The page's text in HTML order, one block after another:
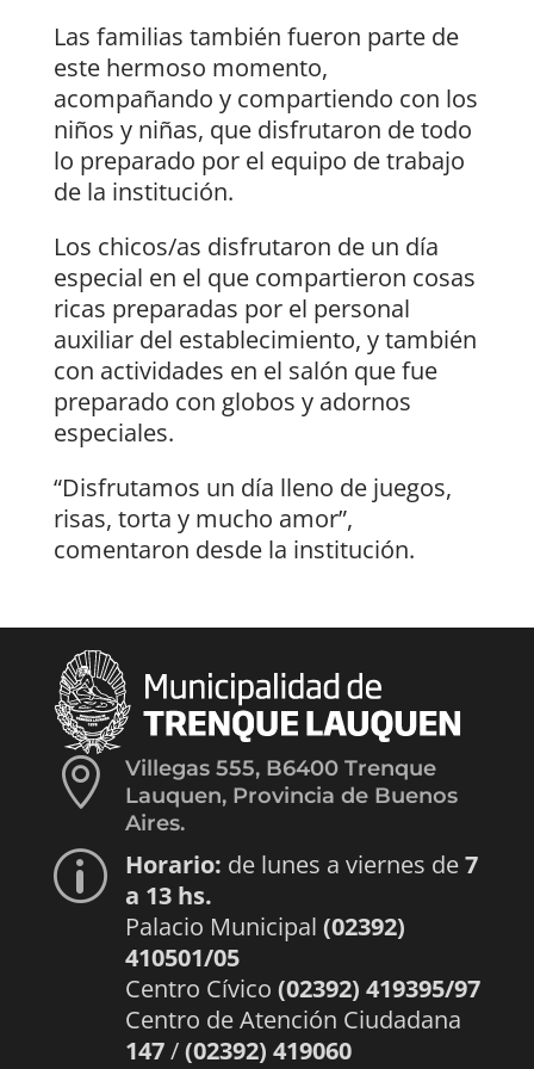
Las familias también fueron parte de
este hermoso momento,
acompañando y compartiendo con los
niños y niñas, que disfrutaron de todo
lo preparado por el equipo de trabajo
de la institución.
Los chicos/as disfrutaron de un día
especial en el que compartieron cosas
ricas preparadas por el personal
auxiliar del establecimiento, y también
con actividades en el salón que fue
preparado con globos y adornos
especiales.
“Disfrutamos un día lleno de juegos,
risas, torta y mucho amor”,
comentaron desde la institución.

Villegas 555, B6400 Trenque
Lauquen, Provincia de Buenos
Aires.
p Horario: de lunes a viernes de7
a 13 hs.
Palacio Municipal (02392)
410501/05
Centro Cívico (02392) 419395/97
Centro de Atención Ciudadana
147/(02392) 419060